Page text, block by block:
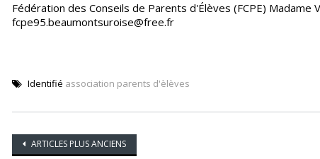
Fédération des Conseils de Parents d'Élèves (FCPE) Madame
fcpe95.beaumontsuroise@free.fr
Identifié association parents d'èlèves
Navigation
ARTICLES PLUS ANCIENS